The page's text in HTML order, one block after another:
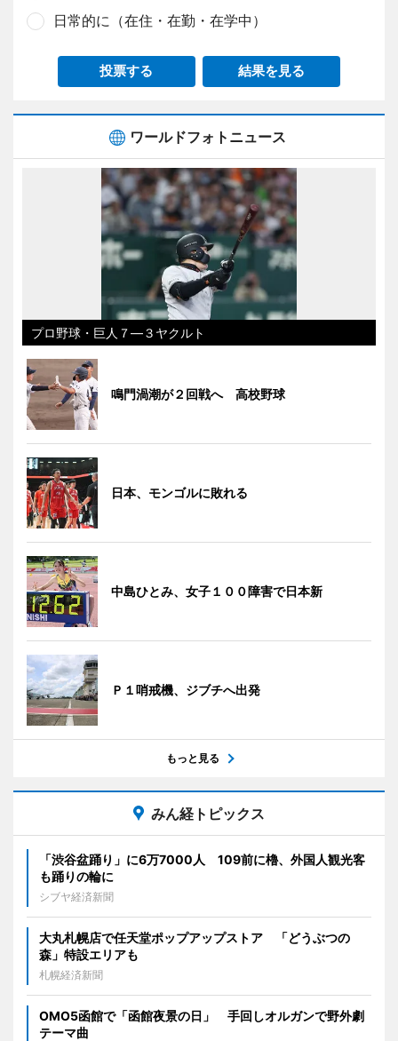
日常的に（在住・在勤・在学中）
投票する 結果を見る
ワールドフォトニュース
プロ野球・巨人７―３ヤクルト
鳴門渦潮が２回戦へ 高校野球
日本、モンゴルに敗れる
中島ひとみ、女子１００障害で日本新
Ｐ１哨戒機、ジブチへ出発
もっと見る
みん経トピックス
「渋谷盆踊り」に6万7000人 109前に櫓、外国人観光客
も踊りの輪に
シブヤ経済新聞
大丸札幌店で任天堂ポップアップストア 「どうぶつの
森」特設エリアも
札幌経済新聞
OMO5函館で「函館夜景の日」 手回しオルガンで野外劇
テーマ曲